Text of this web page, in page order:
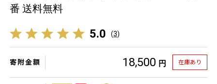
番 送料無料
5.0 (3)
寄附金額 18,500 円 在庫あり